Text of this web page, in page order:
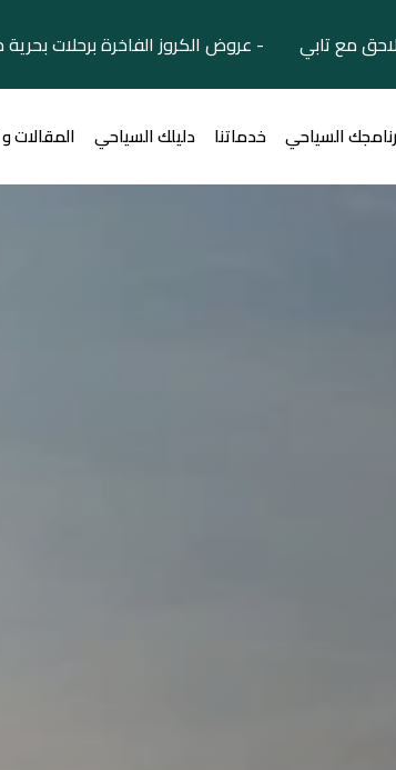
مع تابي - عروض الكروز الفاخرة برحلات
السياحي خدماتنا دليلك السياحي المقالات